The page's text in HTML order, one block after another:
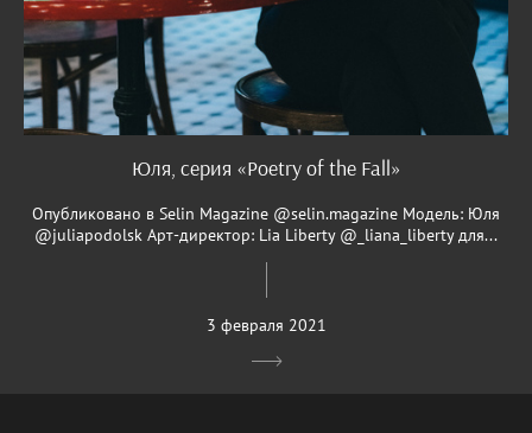
Юля, серия «Poetry of the Fall»
Опубликовано в Selin Magazine @selin.magazine Модель: Юля
@juliapodolsk Арт-директор: Lia Liberty @_liana_liberty для...
3 февраля 2021